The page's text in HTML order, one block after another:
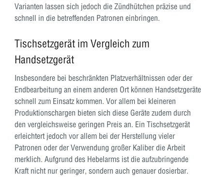
Varianten lassen sich jedoch die Zündhütchen präzise und
schnell in die betreffenden Patronen einbringen.
Tischsetzgerät im Vergleich zum
Handsetzgerät
Insbesondere bei beschränkten Platzverhältnissen oder der
Endbearbeitung an einem anderen Ort können Handsetzgeräte
schnell zum Einsatz kommen. Vor allem bei kleineren
Produktionschargen bieten sich diese Geräte zudem durch
den vergleichsweise geringen Preis an. Ein Tischsetzgerät
erleichtert jedoch vor allem bei der Herstellung vieler
Patronen oder der Verwendung großer Kaliber die Arbeit
merklich. Aufgrund des Hebelarms ist die aufzubringende
Kraft nicht nur geringer, sondern auch genauer dosierbar.